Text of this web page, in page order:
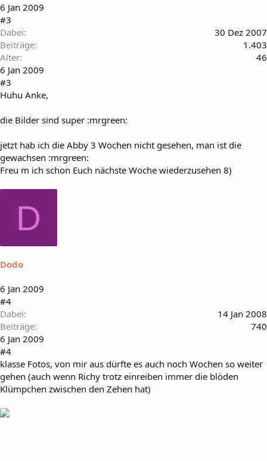
6 Jan 2009
#3
Dabei
30 Dez 2007
Beiträge
1.403
Alter
46
6 Jan 2009
#3
Huhu Anke,
die Bilder sind super :mrgreen:
jetzt hab ich die Abby 3 Wochen nicht gesehen, man ist die
gewachsen :mrgreen:
Freu m ich schon Euch nächste Woche wiederzusehen 8)
D
Dodo
6 Jan 2009
#4
Dabei
14 Jan 2008
Beiträge
740
6 Jan 2009
#4
klasse Fotos, von mir aus dürfte es auch noch Wochen so weiter
gehen (auch wenn Richy trotz einreiben immer die blöden
Klümpchen zwischen den Zehen hat)